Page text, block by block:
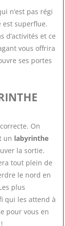
n’est pas régi
est superflue.
d’activités et ce
vous offrira
ses portes
On
un labyrinthe
la sortie.
tout plein de
le nord en
plus
qui les attend à
pour vous en